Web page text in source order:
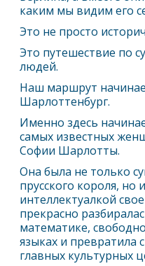
каким мы видим его
Это не просто
Это путешествие по
людей.
Наш маршрут
Шарлоттенбург.
Именно здесь
самых известных
Софии Шарлотты.
Она была не только
прусского короля,
интеллектуалкой
прекрасно
математике,
языках и превратила
главных культурных